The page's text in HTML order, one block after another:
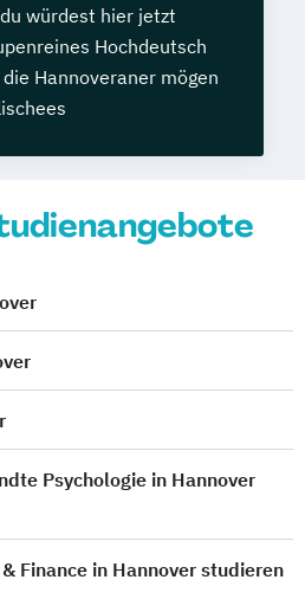
würdest hier jetzt
Hochdeutsch
Hannoveraner mögen
Psychologie in Hannover
Finance in Hannover studieren